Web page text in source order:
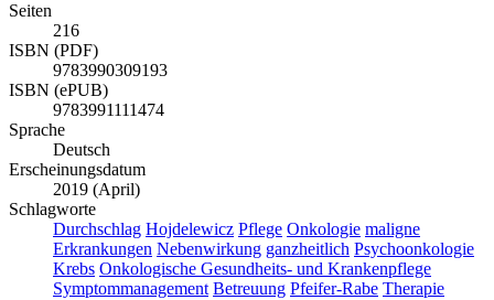
Seiten
216
ISBN (PDF)
9783990309193
ISBN (ePUB)
9783991111474
Sprache
Deutsch
Erscheinungsdatum
2019 (April)
Schlagworte
Durchschlag Hojdelewicz Pflege Onkologie maligne
Erkrankungen Nebenwirkung ganzheitlich Psychoonkologie
Krebs Onkologische Gesundheits- und Krankenpflege
Symptommanagement Betreuung Pfeifer-Rabe Therapie